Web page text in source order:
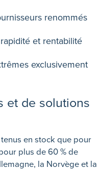
renommés
et rentabilité
exclusivement
et de solutions
en stock que pour
plus de 60 % de
la Norvège et la